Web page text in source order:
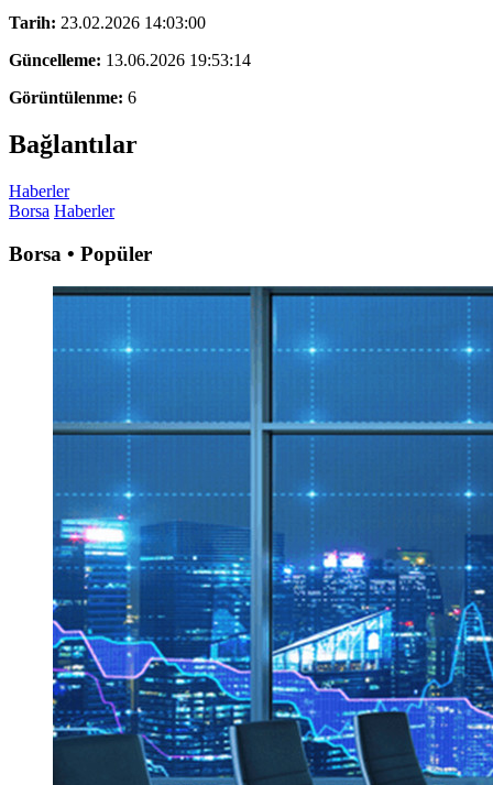
Tarih: 23.02.2026 14:03:00
Güncelleme: 13.06.2026 19:53:14
Görüntülenme: 6
Bağlantılar
Haberler
Borsa Haberler
Borsa • Popüler